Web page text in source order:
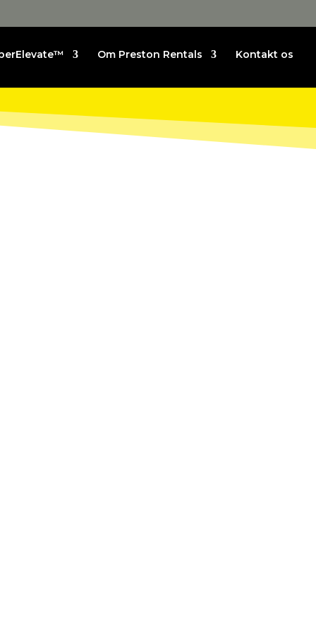
Om Preston Rentals Kontakt os